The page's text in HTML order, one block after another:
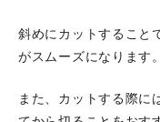
斜めにカットすること
がスムーズになります。
また、カットする際に